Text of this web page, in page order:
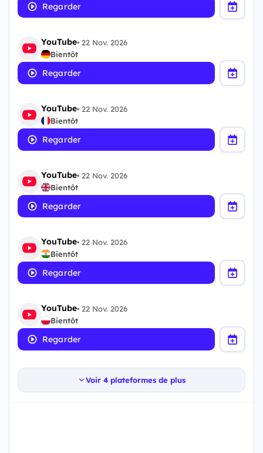
Regarder
YouTube• 22 Nov. 2026
Bientôt
Regarder
YouTube• 22 Nov. 2026
Bientôt
Regarder
YouTube• 22 Nov. 2026
Bientôt
Regarder
YouTube• 22 Nov. 2026
Bientôt
Regarder
YouTube• 22 Nov. 2026
Bientôt
Regarder
Voir 4 plateformes de plus